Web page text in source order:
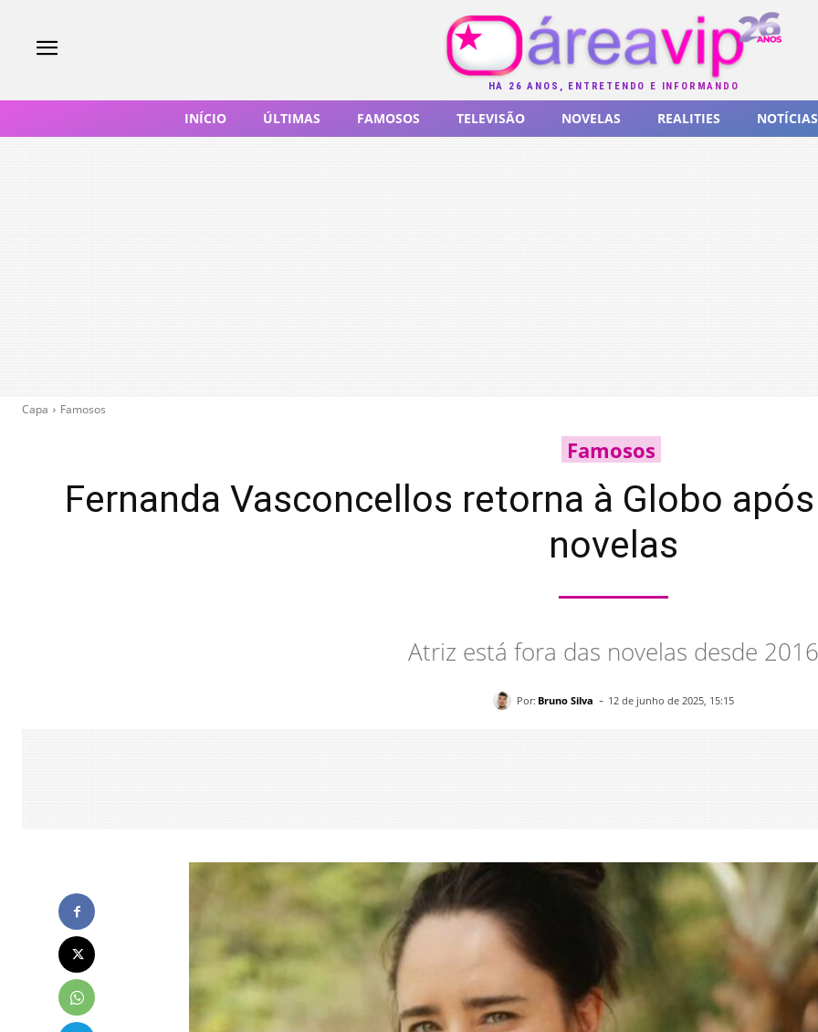
HÁ 26 ANOS, ENTRETENDO E INFORMANDO
INÍCIO ÚLTIMAS FAMOSOS TELEVISÃO NOVELAS REALITIES NOTÍCIAS
Capa Famosos
Famosos
Fernanda Vasconcellos retorna à Globo
novelas
Atriz está fora das novelas desde 2016
Por: Bruno Silva - 12 de junho de 2025, 15:15